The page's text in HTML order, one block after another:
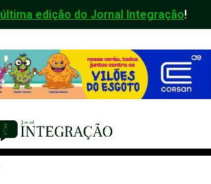
última edição do Jornal Integração!